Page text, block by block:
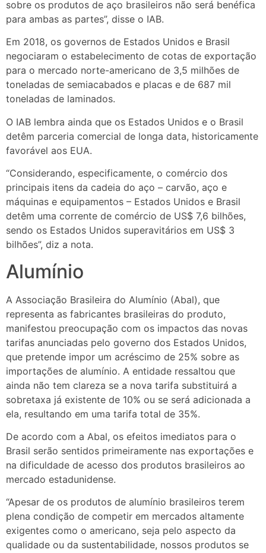
sobre os produtos de aço brasileiros não será benéfica
para ambas as partes”, disse o IAB.
Em 2018, os governos de Estados Unidos e Brasil
negociaram o estabelecimento de cotas de exportação
para o mercado norte-americano de 3,5 milhões de
toneladas de semiacabados e placas e de 687 mil
toneladas de laminados.
O IAB lembra ainda que os Estados Unidos e o Brasil
detêm parceria comercial de longa data, historicamente
favorável aos EUA.
“Considerando, especificamente, o comércio dos
principais itens da cadeia do aço – carvão, aço e
máquinas e equipamentos – Estados Unidos e Brasil
detêm uma corrente de comércio de US$ 7,6 bilhões,
sendo os Estados Unidos superavitários em US$ 3
bilhões”, diz a nota.
Alumínio
A Associação Brasileira do Alumínio (Abal), que
representa as fabricantes brasileiras do produto,
manifestou preocupação com os impactos das novas
tarifas anunciadas pelo governo dos Estados Unidos,
que pretende impor um acréscimo de 25% sobre as
importações de alumínio. A entidade ressaltou que
ainda não tem clareza se a nova tarifa substituirá a
sobretaxa já existente de 10% ou se será adicionada a
ela, resultando em uma tarifa total de 35%.
De acordo com a Abal, os efeitos imediatos para o
Brasil serão sentidos primeiramente nas exportações e
na dificuldade de acesso dos produtos brasileiros ao
mercado estadunidense.
“Apesar de os produtos de alumínio brasileiros terem
plena condição de competir em mercados altamente
exigentes como o americano, seja pelo aspecto da
qualidade ou da sustentabilidade, nossos produtos se